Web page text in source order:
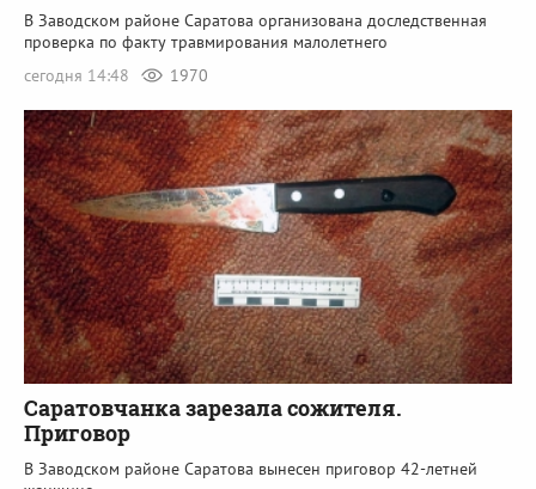
В Заводском районе Саратова организована доследственная
проверка по факту травмирования малолетнего
сегодня 14:48
1970
Саратовчанка зарезала сожителя.
Приговор
В Заводском районе Саратова вынесен приговор 42-летней